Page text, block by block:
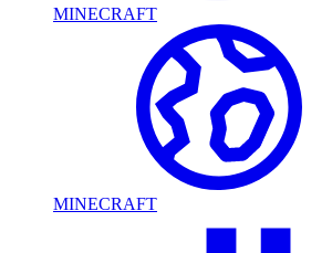
MINECRAFT
MINECRAFT